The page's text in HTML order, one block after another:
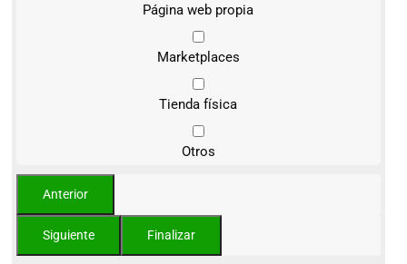
Página web propia
Marketplaces
Tienda física
Otros